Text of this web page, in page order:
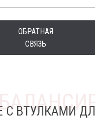
ОБРАТНАЯ
СВЯЗЬ
С ВТУЛКАМИ